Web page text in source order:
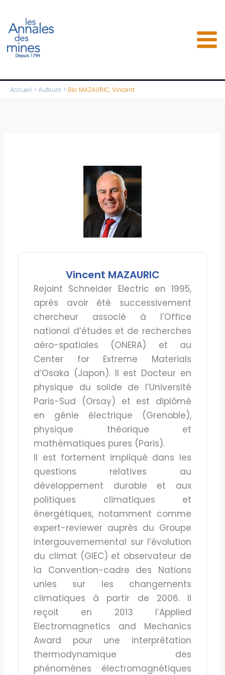
contenu
Accueil Auteurs Bio MAZAURIC, Vincent
Vincent MAZAURIC
Rejoint Schneider Electric en 1995,
après avoir été successivement
chercheur associé à l’Office
national d’études et de recherches
aéro-spatiales (ONERA) et au
Center for Extreme Materials
d’Osaka (Japon). Il est Docteur en
physique du solide de l’Université
Paris-Sud (Orsay) et est diplômé
en génie électrique (Grenoble),
physique théorique et
mathématiques pures (Paris).
Il est fortement impliqué dans les
questions relatives au
développement durable et aux
politiques climatiques et
énergétiques, notamment comme
expert-reviewer auprès du Groupe
intergouvernemental sur l’évolution
du climat (GIEC) et observateur de
la Convention-cadre des Nations
unies sur les changements
climatiques à partir de 2006. Il
reçoit en 2013 l’Applied
Electromagnetics and Mechanics
Award pour une interprétation
thermodynamique des
phénomènes électromagnétiques